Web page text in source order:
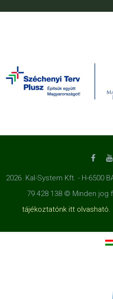
2026. Kal-System Kft. - H-6500
79 428 138 © Minden jog
tájékoztatónk itt olvasható.